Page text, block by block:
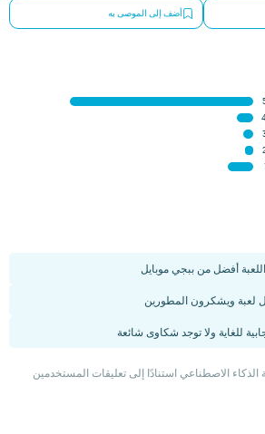
أضف إلى الموصى به
أفضل من ببجي موبايل
لعبة ويشكرون المطورين
للغاية ولا توجد شكاوى شائعة
الاصطناعي استنادًا إلى تعليقات المستخدمين